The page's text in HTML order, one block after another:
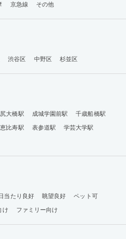
京急線 その他
渋谷区 中野区 杉並区
大橋駅 成城学園前駅
千歳船橋駅
恵比寿駅 表参道駅
学芸大学駅
当たり良好 眺望良好
ペット可
け ファミリー向け